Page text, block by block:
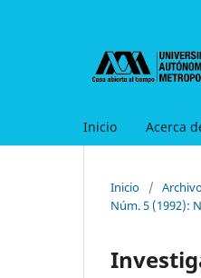
Inicio Acerca
Inicio /
Núm. 5 (1992):